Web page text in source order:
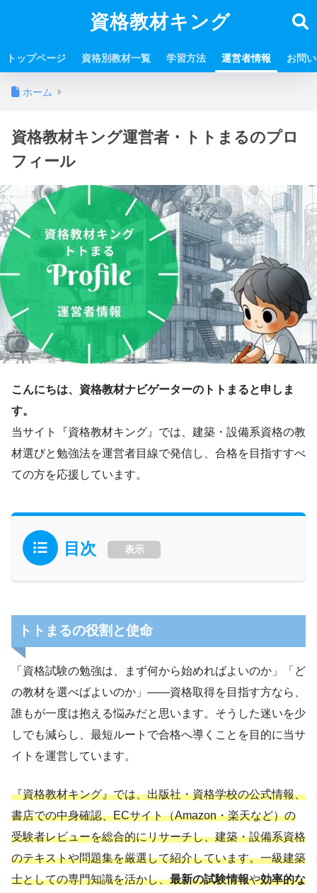
資格教材キング
トップページ 資格別教材一覧 学習方法 運営者情報 お問
ホーム
資格教材キング運営者・トトまるのプロ
フィール
こんにちは、資格教材ナビゲーターのトトまると申しま
す。
当サイト『資格教材キング』では、建築・設備系資格の教
材選びと勉強法を運営者目線で発信し、合格を目指すすべ
ての方を応援しています。
目次 表示
トトまるの役割と使命
「資格試験の勉強は、まず何から始めればよいのか」「ど
の教材を選べばよいのか」——資格取得を目指す方なら、
誰もが一度は抱える悩みだと思います。そうした迷いを少
しでも減らし、最短ルートで合格へ導くことを目的に当サ
イトを運営しています。
『資格教材キング』では、出版社・資格学校の公式情報、
書店での中身確認、ECサイト（Amazon・楽天など）の
受験者レビューを総合的にリサーチし、建築・設備系資格
のテキストや問題集を厳選して紹介しています。一級建築
士としての専門知識を活かし、最新の試験情報や効率的な